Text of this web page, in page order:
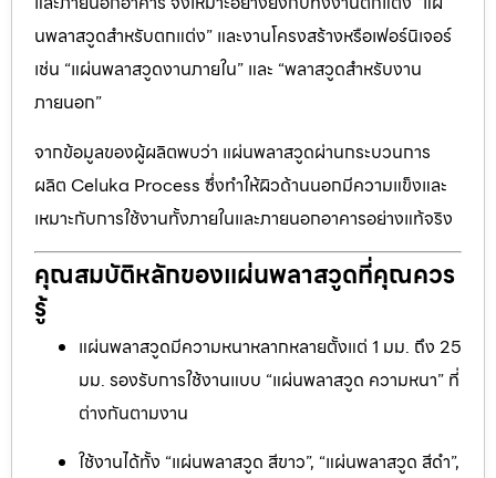
นพลาสวูดสำหรับตกแต่ง” และงานโครงสร้างหรือเฟอร์นิเจอร์
เช่น “แผ่นพลาสวูดงานภายใน” และ “พลาสวูดสำหรับงาน
ภายนอก”
จากข้อมูลของผู้ผลิตพบว่า แผ่นพลาสวูดผ่านกระบวนการ
ผลิต Celuka Process ซึ่งทำให้ผิวด้านนอกมีความแข็งและ
เหมาะกับการใช้งานทั้งภายในและภายนอกอาคารอย่างแท้จริง
คุณสมบัติหลักของแผ่นพลาสวูดที่คุณควร
รู้
แผ่นพลาสวูดมีความหนาหลากหลายตั้งแต่ 1 มม. ถึง 25
มม. รองรับการใช้งานแบบ “แผ่นพลาสวูด ความหนา” ที่
ต่างกันตามงาน
ใช้งานได้ทั้ง “แผ่นพลาสวูด สีขาว”, “แผ่นพลาสวูด สีดำ”,